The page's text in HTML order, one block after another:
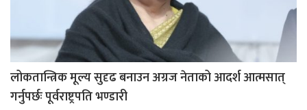
लोकतान्त्रिक मूल्य सुदृढ बनाउन अग्रज नेताको आदर्श आत्मसात्
गर्नुपर्छः पूर्वराष्ट्रपति भण्डारी